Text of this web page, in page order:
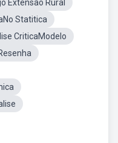
Extensão Rural
Statitica
CriticaModelo